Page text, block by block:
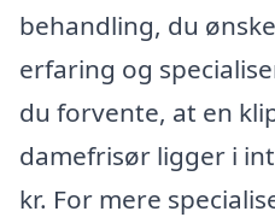
behandling, du
erfaring og
du forvente, at en
damefrisør ligger i
kr. For mere